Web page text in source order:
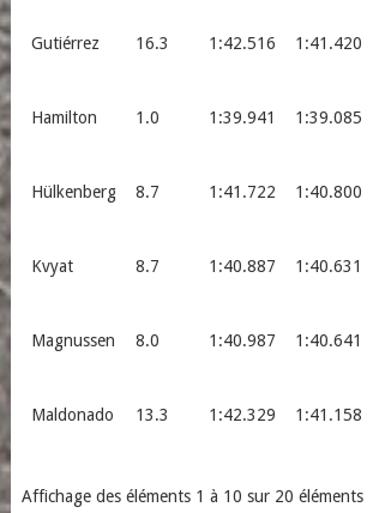
Gutiérrez 16.3 1:42.516 1:41.420
Hamilton 1.0 1:39.941 1:39.085
Hülkenberg 8.7 1:41.722 1:40.800
Kvyat 8.7 1:40.887 1:40.631
Magnussen 8.0 1:40.987 1:40.641
Maldonado 13.3 1:42.329 1:41.158
Affichage des éléments 1 à 10 sur 20 éléments